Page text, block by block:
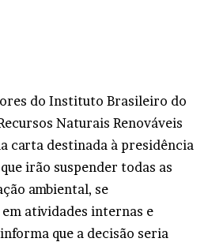
do Instituto Brasileiro do
Naturais Renováveis
carta destinada à presidência
irão suspender todas as
ambiental, se
atividades internas e
que a decisão seria